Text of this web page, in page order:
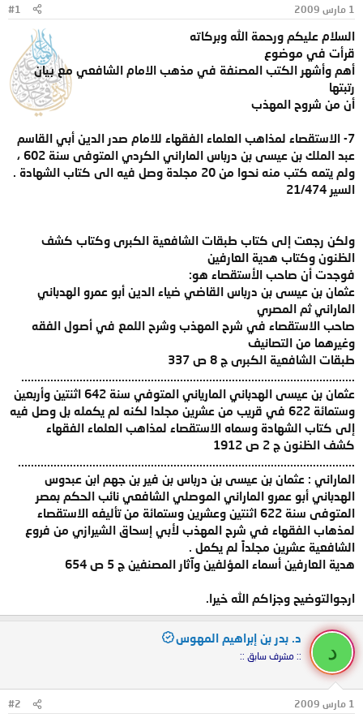
و
و
ع
ب
ء
1 مارس 2009 #1
السلام عليكم ورحمة الله وبركاته
قرأت في موضوع
أهم وأشهر الكتب المصنفة في مذهب الامام الشافعي مع بيان
رتبتها
أن من شروح المهذب
7- الاستقصاء لمذاهب العلماء الفقهاء للامام صدر الدين أبي القاسم
عبد الملك بن عيسى بن درباس الماراني الكردي المتوفى سنة 602 ،
ولم يتمه كتب منه نحوا من 20 مجلدة وصل فيه الى كتاب الشهادة .
السير 21/474
ولكن رجعت إلى كتاب طبقات الشافعية الكبرى وكتاب كشف
الظنون وكتاب هدية العارفين
فوجدت أن صاحب الأستقصاء هو:
عثمان بن عيسى بن درباس القاضي ضياء الدين أبو عمرو الهدباني
الماراني ثم المصري
صاحب الاستقصاء في شرح المهذب وشرح اللمع في أصول الفقه
وغيرهما من التصانيف
طبقات الشافعية الكبرى ج 8 ص 337
عثمان بن عيسى الهدباني المارياني المتوفي سنة 642 اثنتين وأربعين
وستمائة 622 في قريب من عشرين مجلدا لكنه لم يكمله بل وصل فيه
إلى كتاب الشهادة وسماه الاستقصاء لمذاهب العلماء الفقهاء
كشف الظنون ج 2 ص 1912
الماراني : عثمان بن عيسى بن درباس بن فير بن جهم ابن عبدوس
الهدباني أبو عمرو الماراني الموصلي الشافعي نائب الحكم بمصر
المتوفى سنة 622 اثنتين وعشرين وستمائة من تأليفه الاستقصاء
لمذهاب الفقهاء في شرح المهذب لأبي إسحاق الشيرازي من فروع
الشافعية عشرين مجلداً لم يكمل .
هدية العارفين أسماء المؤلفين وآثار المصنفين ج 5 ص 654
ارجوالتوضيح وجزاكم الله خيرا.
د
د. بدر بن إبراهيم المهوس
:: مشرف سابق ::
1 مارس 2009 #2